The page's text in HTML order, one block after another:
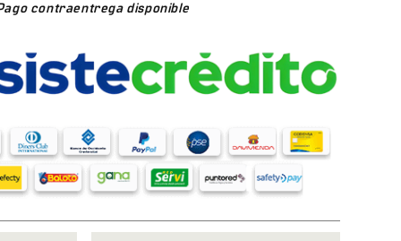
contraentrega disponible